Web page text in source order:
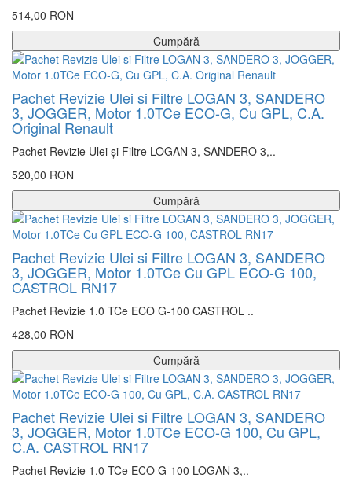
514,00 RON
Cumpără
Pachet Revizie Ulei si Filtre LOGAN 3, SANDERO
3, JOGGER, Motor 1.0TCe ECO-G, Cu GPL, C.A.
Original Renault
Pachet Revizie Ulei și Filtre LOGAN 3, SANDERO 3,..
520,00 RON
Cumpără
Pachet Revizie Ulei si Filtre LOGAN 3, SANDERO
3, JOGGER, Motor 1.0TCe Cu GPL ECO-G 100,
CASTROL RN17
Pachet Revizie 1.0 TCe ECO G-100 CASTROL ..
428,00 RON
Cumpără
Pachet Revizie Ulei si Filtre LOGAN 3, SANDERO
3, JOGGER, Motor 1.0TCe ECO-G 100, Cu GPL,
C.A. CASTROL RN17
Pachet Revizie 1.0 TCe ECO G-100 LOGAN 3,..